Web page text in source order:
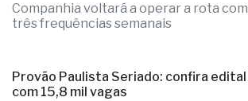
Companhia voltará a operar a rota com
três frequências semanais
Provão Paulista Seriado: confira edital
com 15,8 mil vagas